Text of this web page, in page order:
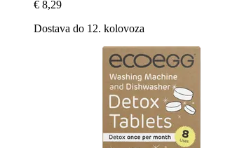
€ 8,29
Dostava do 12. kolovoza